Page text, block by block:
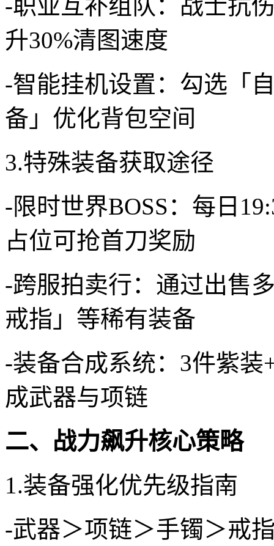
-职业互补组队：战士抗
升30%清图速度
-智能挂机设置：勾选「
备」优化背包空间
3.特殊装备获取途径
-限时世界BOSS：每日
占位可抢首刀奖励
-跨服拍卖行：通过出售
戒指」等稀有装备
-装备合成系统：3件紫装
成武器与项链
二、战力飙升核心策略
1.装备强化优先级指南
-武器＞项链＞手镯＞戒